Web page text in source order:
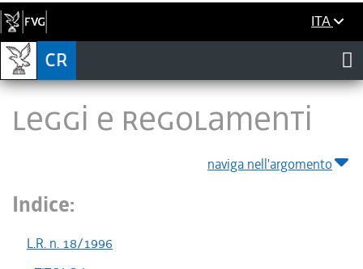
ITA
LEGGI E REGOLAMENTI
naviga nell'argomento
Indice:
L.R. n. 18/1996